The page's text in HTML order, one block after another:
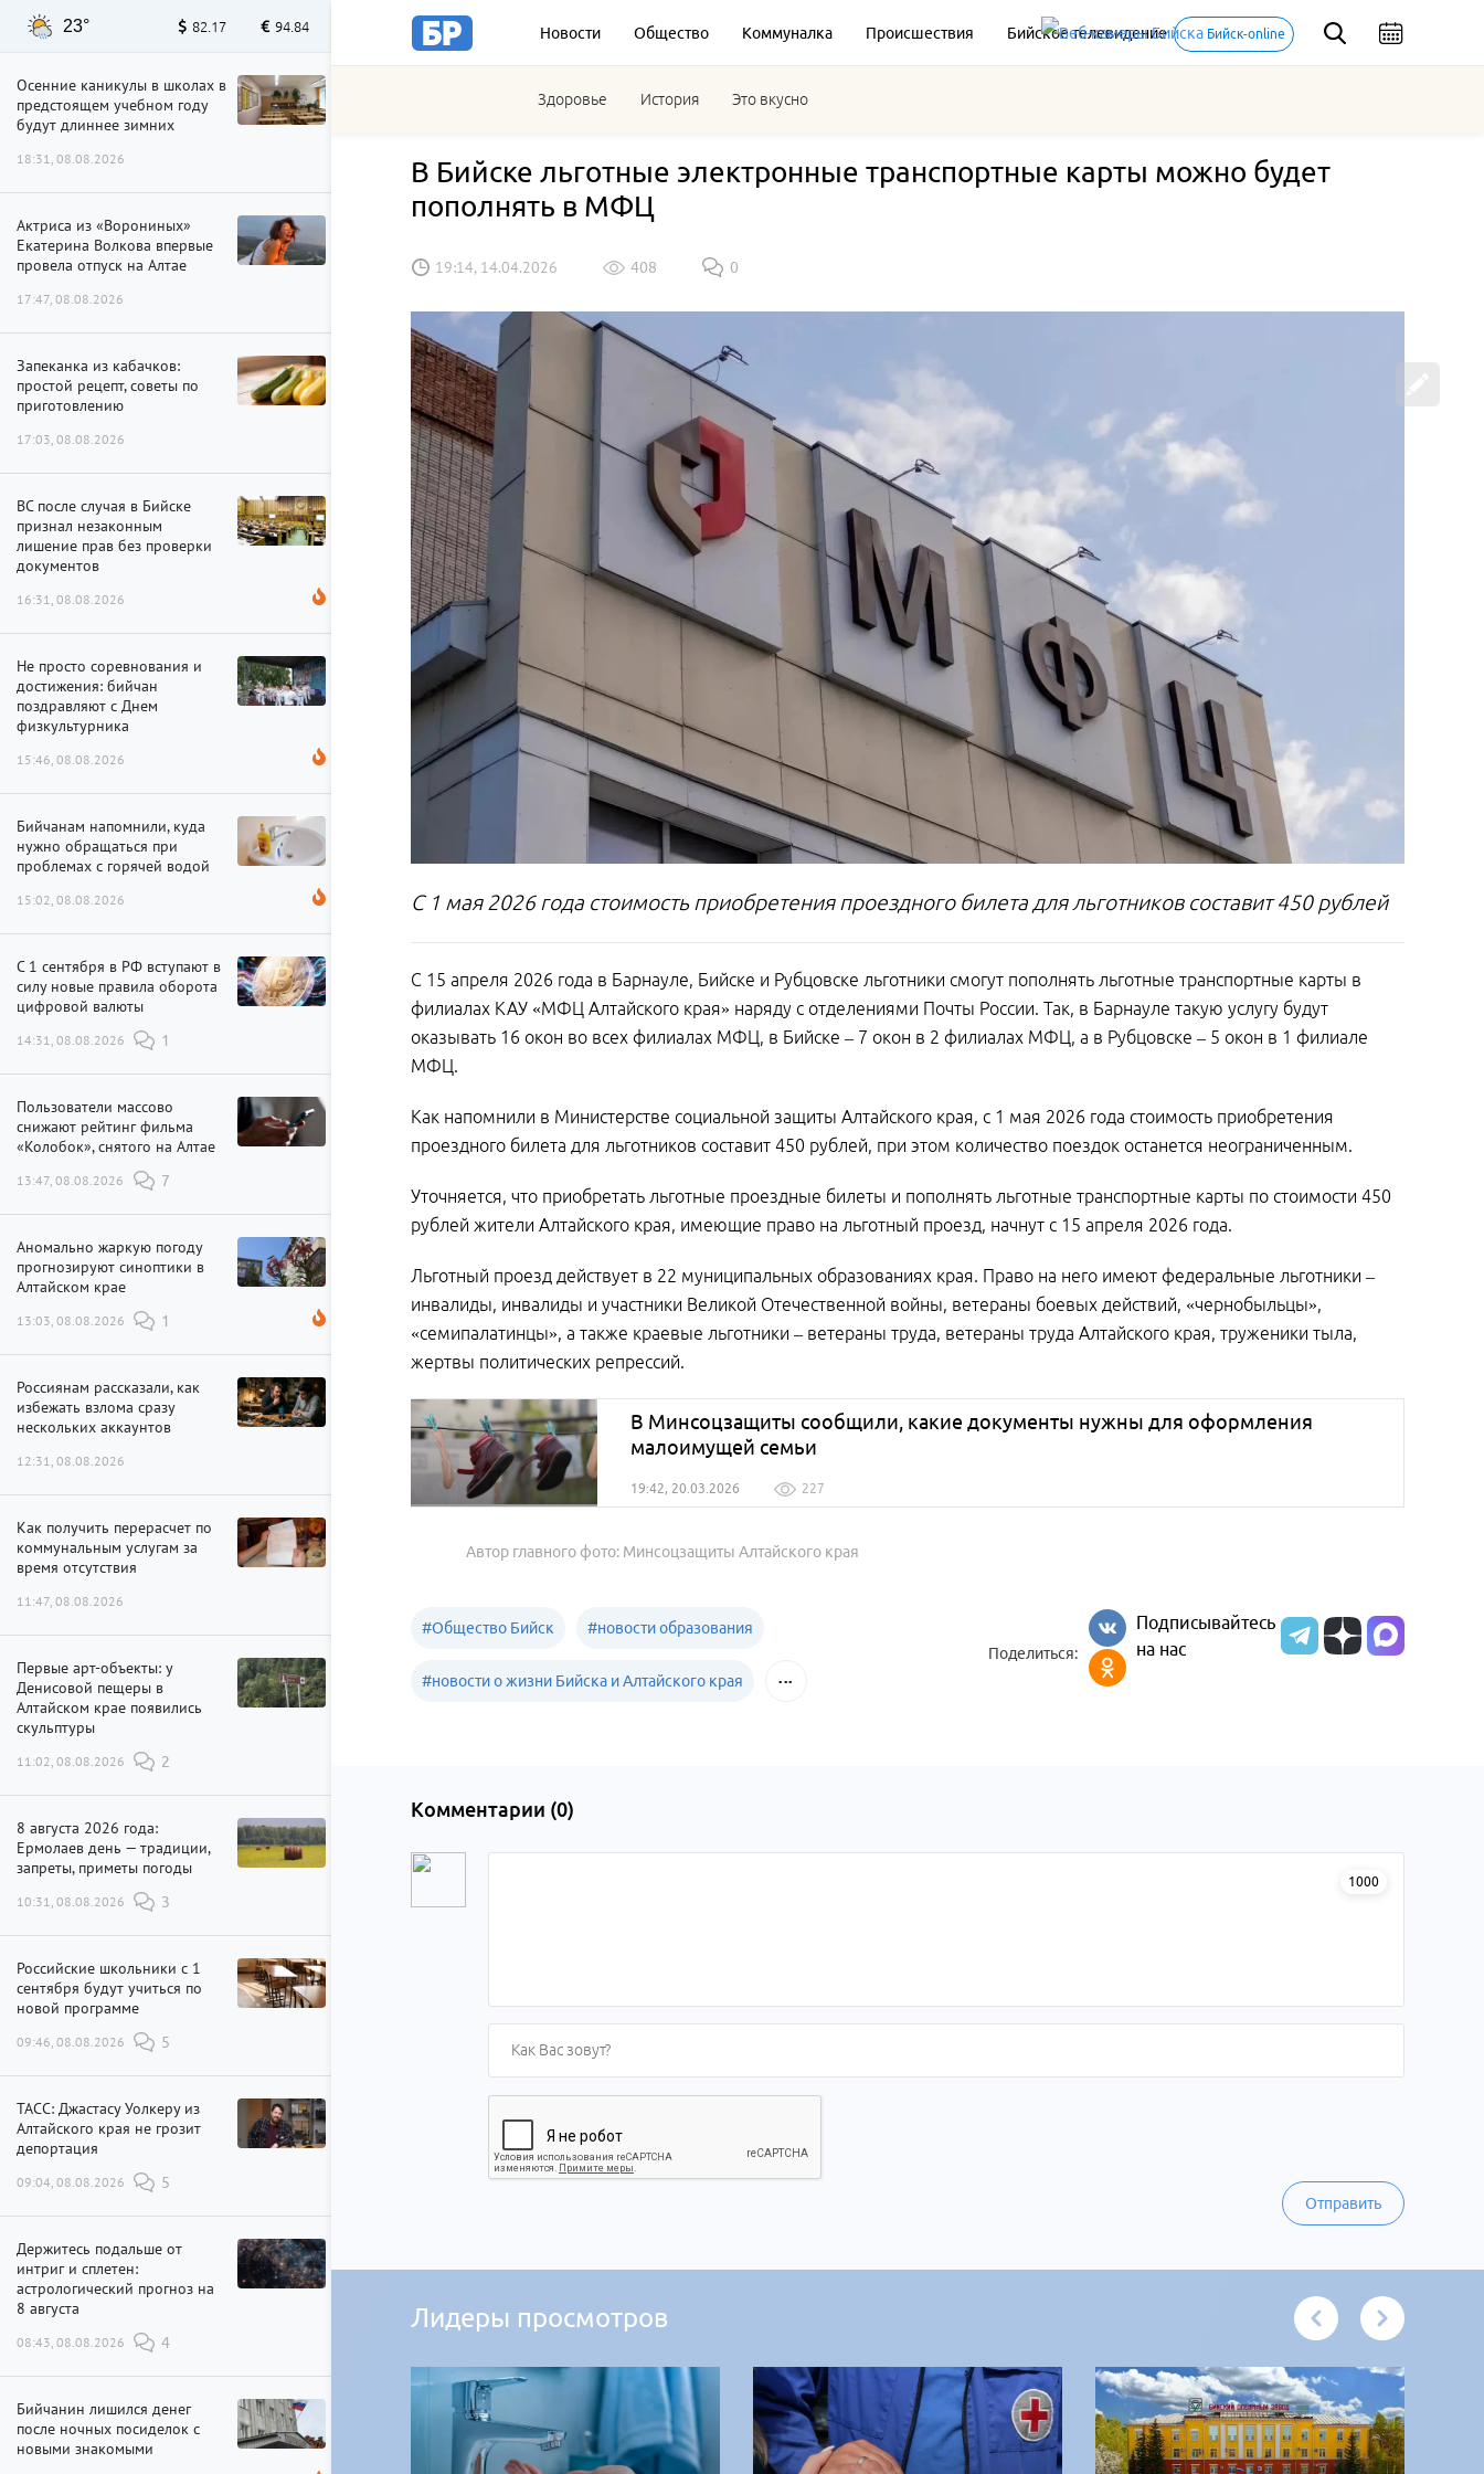
Новости Общество Коммуналка Происшествия Бийское телевидение Бийск-online
Здоровье История Это вкусно
23° 82.17 94.84
Осенние каникулы в школах в
предстоящем учебном году
будут длиннее зимних
18:31, 08.08.2026
Актриса из «Ворониных»
Екатерина Волкова впервые
провела отпуск на Алтае
17:47, 08.08.2026
Запеканка из кабачков:
простой рецепт, советы по
приготовлению
17:03, 08.08.2026
ВС после случая в Бийске
признал незаконным
лишение прав без проверки
документов
16:31, 08.08.2026
Не просто соревнования и
достижения: бийчан
поздравляют с Днем
физкультурника
15:46, 08.08.2026
Бийчанам напомнили, куда
нужно обращаться при
проблемах с горячей водой
15:02, 08.08.2026
С 1 сентября в РФ вступают в
силу новые правила оборота
цифровой валюты
14:31, 08.08.2026 1
Пользователи массово
снижают рейтинг фильма
«Колобок», снятого на Алтае
13:47, 08.08.2026 7
Аномально жаркую погоду
прогнозируют синоптики в
Алтайском крае
13:03, 08.08.2026 1
Россиянам рассказали, как
избежать взлома сразу
нескольких аккаунтов
12:31, 08.08.2026
Как получить перерасчет по
коммунальным услугам за
время отсутствия
11:47, 08.08.2026
Первые арт-объекты: у
Денисовой пещеры в
Алтайском крае появились
скульптуры
11:02, 08.08.2026 2
8 августа 2026 года:
Ермолаев день — традиции,
запреты, приметы погоды
10:31, 08.08.2026 3
Российские школьники с 1
сентября будут учиться по
новой программе
09:46, 08.08.2026 5
ТАСС: Джастасу Уолкеру из
Алтайского края не грозит
депортация
09:04, 08.08.2026 5
Держитесь подальше от
интриг и сплетен:
астрологический прогноз на
8 августа
08:43, 08.08.2026 4
Бийчанин лишился денег
после ночных посиделок с
новыми знакомыми
В Бийске льготные электронные транспортные карты можно будет
пополнять в МФЦ
19:14, 14.04.2026 408 0
С 1 мая 2026 года стоимость приобретения проездного билета для льготников составит 450 рублей
С 15 апреля 2026 года в Барнауле, Бийске и Рубцовске льготники смогут пополнять льготные транспортные карты в
филиалах КАУ «МФЦ Алтайского края» наряду с отделениями Почты России. Так, в Барнауле такую услугу будут
оказывать 16 окон во всех филиалах МФЦ, в Бийске – 7 окон в 2 филиалах МФЦ, а в Рубцовске – 5 окон в 1 филиале
МФЦ.
Как напомнили в Министерстве социальной защиты Алтайского края, с 1 мая 2026 года стоимость приобретения
проездного билета для льготников составит 450 рублей, при этом количество поездок останется неограниченным.
Уточняется, что приобретать льготные проездные билеты и пополнять льготные транспортные карты по стоимости 450
рублей жители Алтайского края, имеющие право на льготный проезд, начнут с 15 апреля 2026 года.
Льготный проезд действует в 22 муниципальных образованиях края. Право на него имеют федеральные льготники –
инвалиды, инвалиды и участники Великой Отечественной войны, ветераны боевых действий, «чернобыльцы»,
«семипалатинцы», а также краевые льготники – ветераны труда, ветераны труда Алтайского края, труженики тыла,
жертвы политических репрессий.
В Минсоцзащиты сообщили, какие документы нужны для оформления
малоимущей семьи
19:42, 20.03.2026 227
Автор главного фото: Минсоцзащиты Алтайского края
#Общество Бийск #новости образования
#новости о жизни Бийска и Алтайского края
Поделиться:
Подписывайтесь
на нас
Комментарии (0)
1000
Отправить
Лидеры просмотров